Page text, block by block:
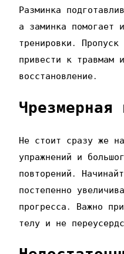
Разминка
а заминка помогает
тренировки․
привести к травмам
восстановление․
Чрезмерная
Не стоит сразу же
упражнений и
повторений․
постепенно
прогресса․ Важно
телу и не